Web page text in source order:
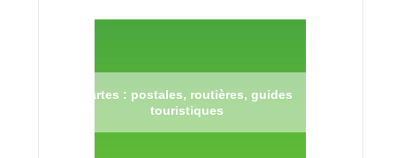
Cartes : postales, routières, guides
touristiques